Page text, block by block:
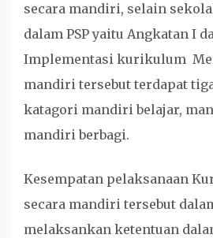
secara mandiri, selain
dalam PSP yaitu Angkatan I
Implementasi kurikulum
mandiri tersebut terdapat
katagori mandiri belajar,
mandiri berbagi.
Kesempatan pelaksanaan
secara mandiri tersebut
melaksankan ketentuan